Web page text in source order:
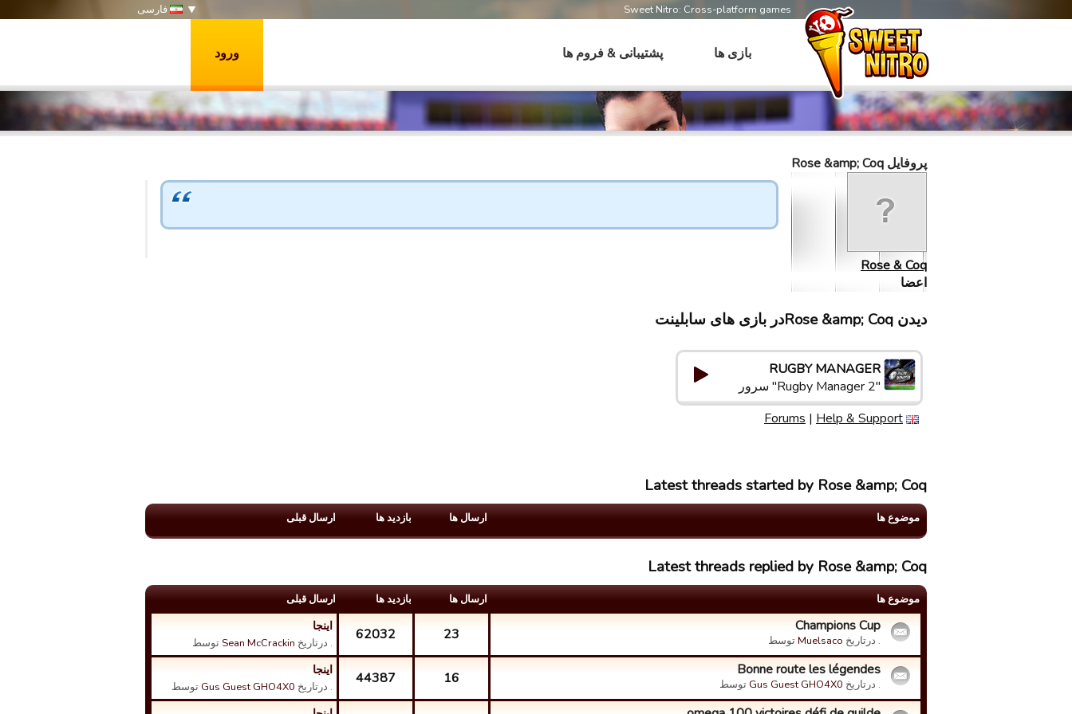
Sweet Nitro: Cross-platform games فارسی
بازی ها پشتیبانی & فروم ها ورود
پروفایل Rose &amp; Coq
Rose & Coq
اعضا
دیدن Rose &amp; Coqدر بازی های سابلینت
RUGBY MANAGER
"Rugby Manager 2" سرور
Forums | Help & Support
Latest threads started by Rose &amp; Coq
موضوع ها ارسال ها بازدید ها ارسال قبلی
Latest threads replied by Rose &amp; Coq
موضوع ها ارسال ها بازدید ها ارسال قبلی
Champions Cup
. درتاریخ Muelsacoتوسط 23
62032 اینجا
. درتاریخ Sean McCrackin توسط
Bonne route les légendes
. درتاریخ Gus Guest GHO4X0 توسط 16
44387 اینجا
. درتاریخ Gus Guest GHO4X0 توسط